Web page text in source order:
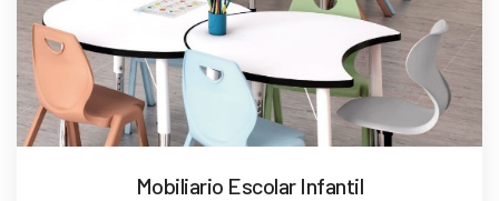
Mobiliario Escolar Infantil